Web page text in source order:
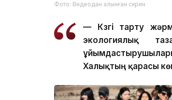
Фото: Видеодан алынған скрин
— Күзгі тарту
экологиялық
Халықтың қарасы